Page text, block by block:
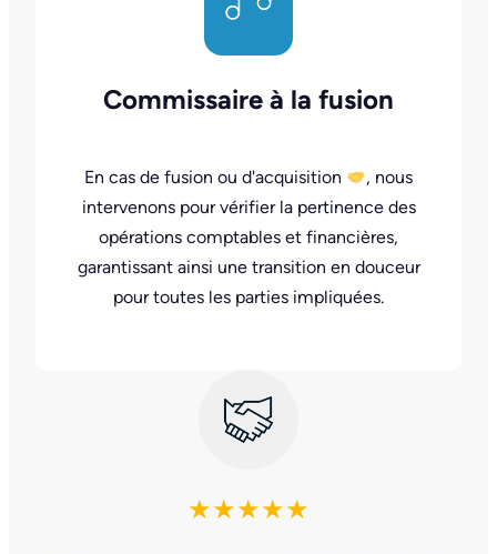
Commissaire à la fusion
En cas de fusion ou d'acquisition
, nous
intervenons pour vérifier la pertinence des
opérations comptables et financières,
garantissant ainsi une transition en douceur
pour toutes les parties impliquées.
★★★★★